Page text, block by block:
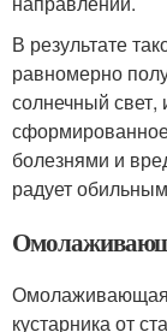
В результате
равномерно
солнечный свет,
сформированное
болезнями и
радует
кустарника от